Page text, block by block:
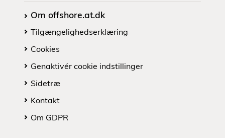
Om offshore.at.dk
Tilgængelighedserklæring
Cookies
Genaktivér cookie indstillinger
Sidetræ
Kontakt
Om GDPR